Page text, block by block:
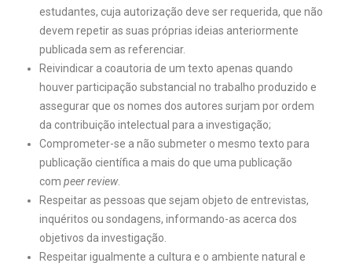
estudantes, cuja autorização deve ser requerida, que não
devem repetir as suas próprias ideias anteriormente
publicada sem as referenciar.
Reivindicar a coautoria de um texto apenas quando
houver participação substancial no trabalho produzido e
assegurar que os nomes dos autores surjam por ordem
da contribuição intelectual para a investigação;
Comprometer-se a não submeter o mesmo texto para
publicação científica a mais do que uma publicação
com peer review.
Respeitar as pessoas que sejam objeto de entrevistas,
inquéritos ou sondagens, informando-as acerca dos
objetivos da investigação.
Respeitar igualmente a cultura e o ambiente natural e